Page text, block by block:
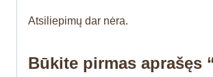
Atsiliepimų dar nėra.
Būkite pirmas aprašęs